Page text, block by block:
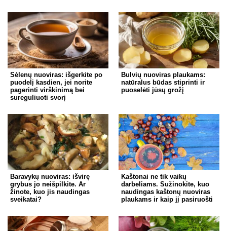
Sėlenų nuoviras: išgerkite po
puodelį kasdien, jei norite
pagerinti virškinimą bei
sureguliuoti svorį
Bulvių nuoviras plaukams:
natūralus būdas stiprinti ir
puoselėti jūsų grožį
Baravykų nuoviras: išvirę
grybus jo neišpilkite. Ar
žinote, kuo jis naudingas
sveikatai?
Kaštonai ne tik vaikų
darbeliams. Sužinokite, kuo
naudingas kaštonų nuoviras
plaukams ir kaip jį pasiruošti